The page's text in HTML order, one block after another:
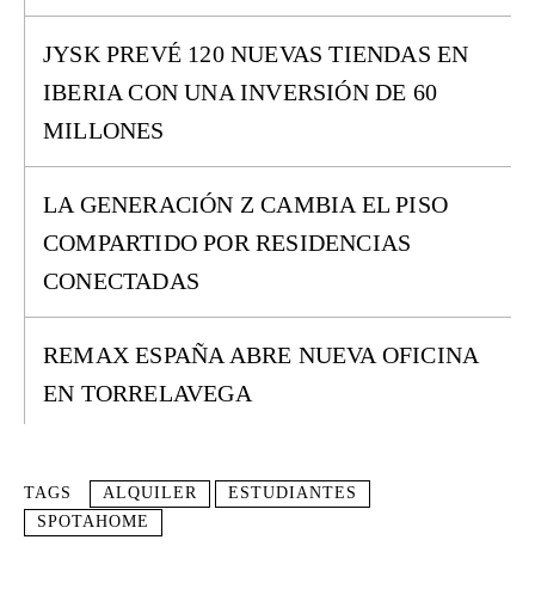
JYSK PREVÉ 120 NUEVAS TIENDAS EN
IBERIA CON UNA INVERSIÓN DE 60
MILLONES
LA GENERACIÓN Z CAMBIA EL PISO
COMPARTIDO POR RESIDENCIAS
CONECTADAS
REMAX ESPAÑA ABRE NUEVA OFICINA
EN TORRELAVEGA
TAGS ALQUILER
ESTUDIANTES
SPOTAHOME